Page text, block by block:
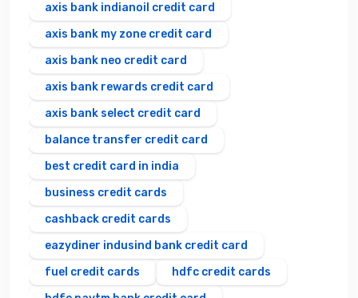
axis bank indianoil credit card
axis bank my zone credit card
axis bank neo credit card
axis bank rewards credit card
axis bank select credit card
balance transfer credit card
best credit card in india
business credit cards
cashback credit cards
eazydiner indusind bank credit card
fuel credit cards
hdfc credit cards